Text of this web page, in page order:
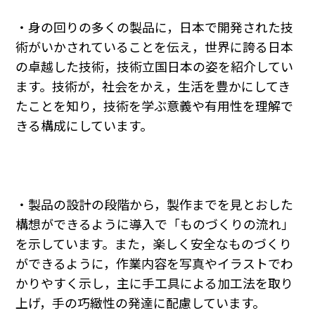
・身の回りの多くの製品に，日本で開発された技
術がいかされていることを伝え，世界に誇る日本
の卓越した技術，技術立国日本の姿を紹介してい
ます。技術が，社会をかえ，生活を豊かにしてき
たことを知り，技術を学ぶ意義や有用性を理解で
きる構成にしています。
・製品の設計の段階から，製作までを見とおした
構想ができるように導入で「ものづくりの流れ」
を示しています。また，楽しく安全なものづくり
ができるように，作業内容を写真やイラストでわ
かりやすく示し，主に手工具による加工法を取り
上げ，手の巧緻性の発達に配慮しています。